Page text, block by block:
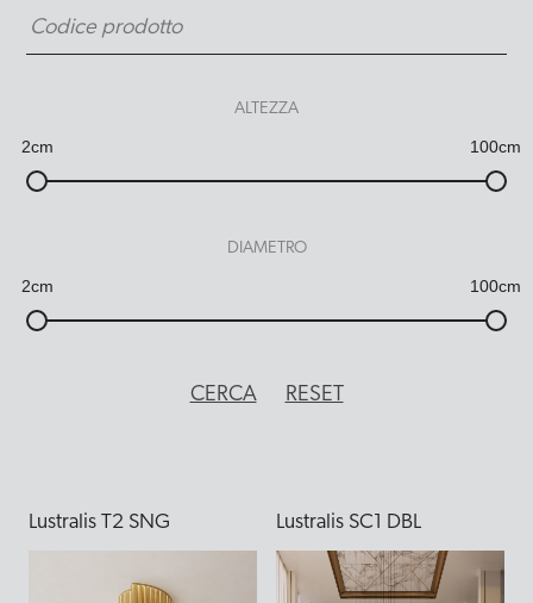
ALTEZZA
2cm 100cm
DIAMETRO
2cm 100cm
Lustralis T2 SNG Lustralis SC1 DBL